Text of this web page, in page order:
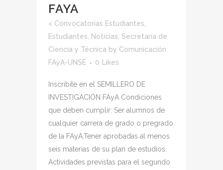
FAYA
< Convocatorias Estudiantes
Estudiantes
Noticias Secretaría de
Ciencia y Técnica by Comunicación
FAyA-UNSE
0 Likes
Inscribite en el SEMILLERO DE
INVESTIGACIÓN FAyA Condiciones
que deben cumplir: Ser alumnos de
cualquier carrera de grado o pregrado
de la FAyA.Tener aprobadas al menos
seis materias de su plan de estudios.
Actividades previstas para el segundo